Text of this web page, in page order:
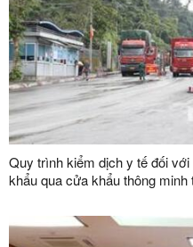
Quy trình kiểm dịch y tế đối
khẩu qua cửa khẩu thông
dụng vận chuyển hàng hoá
cửa khẩu quốc tế Hữu Nghị